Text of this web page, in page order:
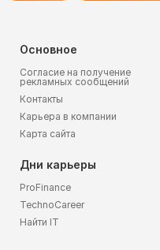
Основное
Согласие на получение
рекламных сообщений
Контакты
Карьера в компании
Карта сайта
Дни карьеры
ProFinance
TechnoCareer
Найти IT